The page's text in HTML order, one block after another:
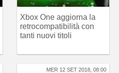
Xbox One aggiorna la
retrocompatibilità con
tanti nuovi titoli
MER 12 SET 2018, 08:00